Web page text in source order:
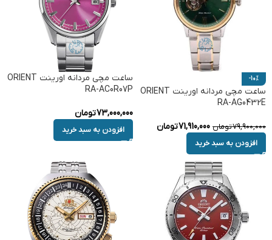
-10%
ساعت مچی مردانه اورینت ORIENT
RA-AG0432E
79,900,000تومان 71,910,000تومان
افزودن به سبد خرید
ساعت مچی مردانه اورینت ORIENT
RA-AC0R07P
73,000,000تومان
افزودن به سبد خرید